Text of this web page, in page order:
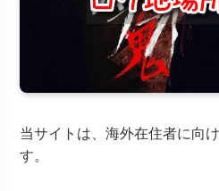
当サイトは、海外在住者に向
す。